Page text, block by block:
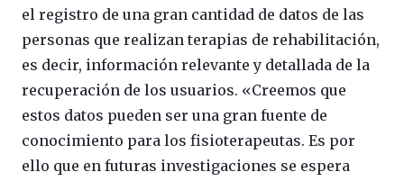
el registro de una gran cantidad de datos de las
personas que realizan terapias de rehabilitación,
es decir, información relevante y detallada de la
recuperación de los usuarios. «Creemos que
estos datos pueden ser una gran fuente de
conocimiento para los fisioterapeutas. Es por
ello que en futuras investigaciones se espera